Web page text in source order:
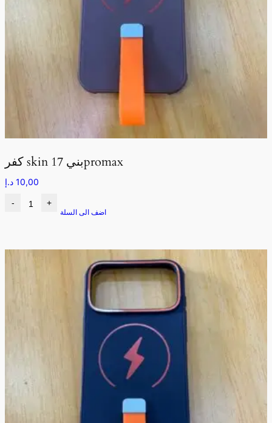
كفر skin بني 17promax
10,00 د.إ
- +
اضف الى السلة